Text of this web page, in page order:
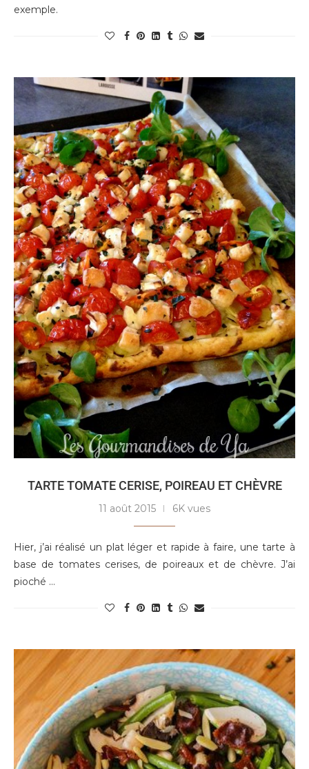
exemple.
TARTE TOMATE CERISE, POIREAU ET CHÈVRE
11 août 2015 6K vues
Hier, j’ai réalisé un plat léger et rapide à faire, une tarte à
base de tomates cerises, de poireaux et de chèvre. J’ai
pioché …